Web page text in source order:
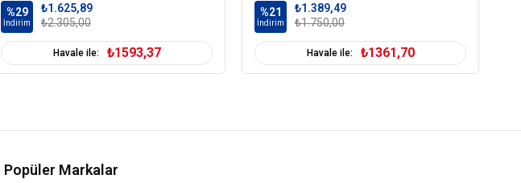
%29
İndirim
₺1.625,89
₺2.305,00
Havale ile: ₺1593,37
%21
İndirim
₺1.389,49
₺1.750,00
Havale ile: ₺1361,70
Popüler Markalar